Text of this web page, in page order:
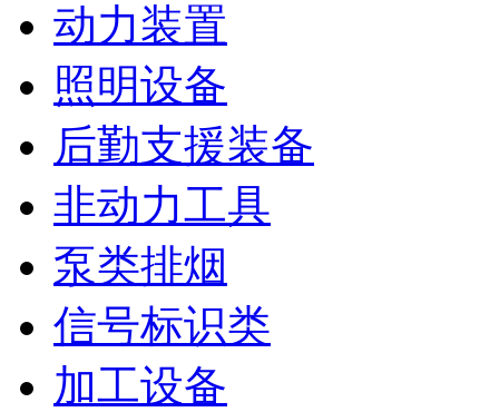
动力装置
照明设备
后勤支援装备
非动力工具
泵类排烟
信号标识类
加工设备